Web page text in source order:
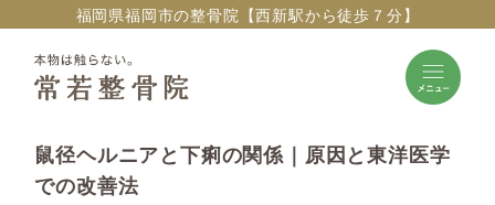
福岡県福岡市の整骨院【西新駅から徒歩７分】
鼠径ヘルニアと下痢の関係｜原因と東洋医学
での改善法